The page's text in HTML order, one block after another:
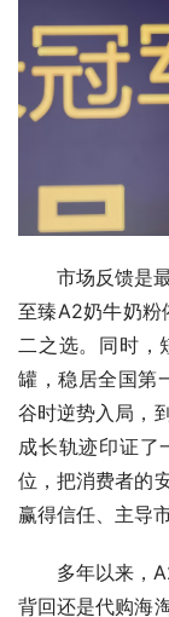
市场反馈是
至臻A2奶牛奶粉
二之选。同时，
罐，稳居全国第
谷时逆势入局，
成长轨迹印证了
位，把消费者的
赢得信任、主导市
多年以来，
背回还是代购海